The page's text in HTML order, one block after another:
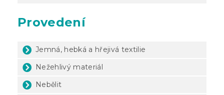
Provedení
Jemná, hebká a hřejivá textilie
Nežehlivý materiál
Nebělit